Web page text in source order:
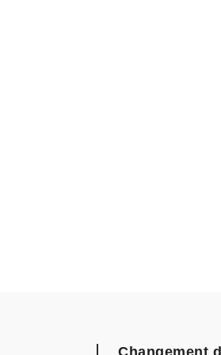
Changement